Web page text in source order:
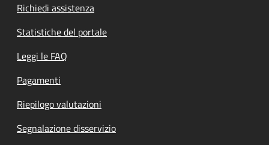
Richiedi assistenza
Statistiche del portale
Leggi le FAQ
Pagamenti
Riepilogo valutazioni
Segnalazione disservizio